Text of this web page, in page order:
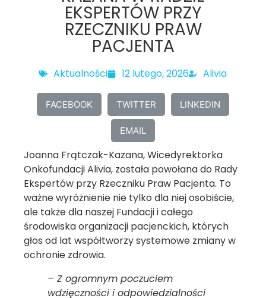
EKSPERTÓW PRZY
RZECZNIKU PRAW
PACJENTA
Aktualności 12 lutego, 2026 Alivia
FACEBOOK TWITTER LINKEDIN
EMAIL
Joanna Frątczak-Kazana, Wicedyrektorka
Onkofundacji Alivia, została powołana do Rady
Ekspertów przy Rzeczniku Praw Pacjenta. To
ważne wyróżnienie nie tylko dla niej osobiście,
ale także dla naszej Fundacji i całego
środowiska organizacji pacjenckich, których
głos od lat współtworzy systemowe zmiany w
ochronie zdrowia.
– Z ogromnym poczuciem
wdzięczności i odpowiedzialności